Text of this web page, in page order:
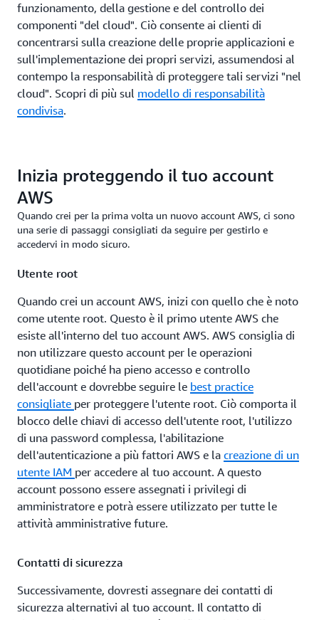
funzionamento, della gestione e del controllo dei
componenti "del cloud". Ciò consente ai clienti di
concentrarsi sulla creazione delle proprie applicazioni e
sull'implementazione dei propri servizi, assumendosi al
contempo la responsabilità di proteggere tali servizi "nel
cloud". Scopri di più sul modello di responsabilità
condivisa.
Inizia proteggendo il tuo account
AWS
Quando crei per la prima volta un nuovo account AWS, ci sono
una serie di passaggi consigliati da seguire per gestirlo e
accedervi in modo sicuro.
Utente root
Quando crei un account AWS, inizi con quello che è noto
come utente root. Questo è il primo utente AWS che
esiste all'interno del tuo account AWS. AWS consiglia di
non utilizzare questo account per le operazioni
quotidiane poiché ha pieno accesso e controllo
dell'account e dovrebbe seguire le best practice
consigliate per proteggere l'utente root. Ciò comporta il
blocco delle chiavi di accesso dell'utente root, l'utilizzo
di una password complessa, l'abilitazione
dell'autenticazione a più fattori AWS e la creazione di un
utente IAM per accedere al tuo account. A questo
account possono essere assegnati i privilegi di
amministratore e potrà essere utilizzato per tutte le
attività amministrative future.
Contatti di sicurezza
Successivamente, dovresti assegnare dei contatti di
sicurezza alternativi al tuo account. Il contatto di